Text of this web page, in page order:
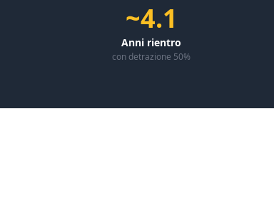
~4.1
Anni rientro
con detrazione 50%